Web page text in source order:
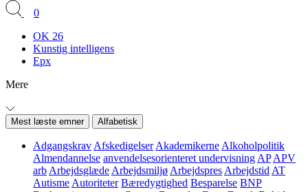
0
OK 26
Kunstig intelligens
Epx
Mere
Mest læste emner Alfabetisk
Adgangskrav Afskedigelser Akademikerne Alkoholpolitik
Almendannelse anvendelsesorienteret undervisning AP APV
arb Arbejdsglæde Arbejdsmiljø Arbejdspres Arbejdstid AT
Autisme Autoriteter Bæredygtighed Besparelse BNP